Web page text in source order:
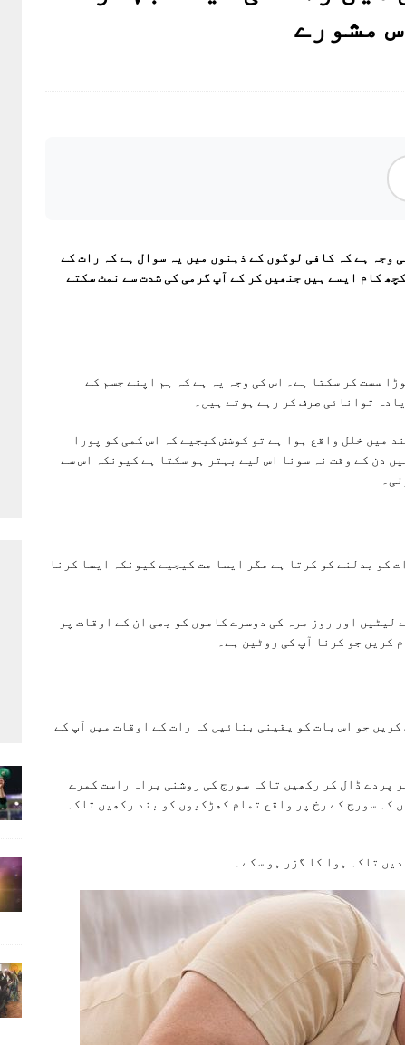
غیر ملکی پروڈکشنز پر مقامی مواد کو ترجیح دی جائے
مشورے
وجہ ہے کہ کافی لوگوں کے ذہنوں میں یہ سوال ہے کہ رات کے
کام ایسے ہیں جنھیں کر کے آپ گرمی کی شدت سے نمٹ سکتے
سست کر سکتا ہے۔ اس کی وجہ یہ ہے کہ ہم اپنے جسم کے
توانائی صرف کر رہے ہوتے ہیں۔
میں خلل واقع ہوا ہے تو کوشش کیجیے کہ اس کمی کو پورا
دن کے وقت نہ سونا اس لیے بہتر ہو سکتا ہے کیونکہ اس سے
کو بدلنے کو کرتا ہے مگر ایسا مت کیجیے کیونکہ ایسا کرنا
اور روز مرہ کی دوسرے کاموں کو بھی ان کے اوقات پر
کریں جو کرنا آپ کی روٹین ہے۔
جو اس بات کو یقینی بنائیں کہ رات کے اوقات میں آپ کے
پردے ڈال کر رکھیں تاکہ سورج کی روشنی براہ راست کمرے
کہ سورج کے رخ پر واقع تمام کھڑکیوں کو بند رکھیں تاکہ
تاکہ ہوا کا گزر ہو سکے۔